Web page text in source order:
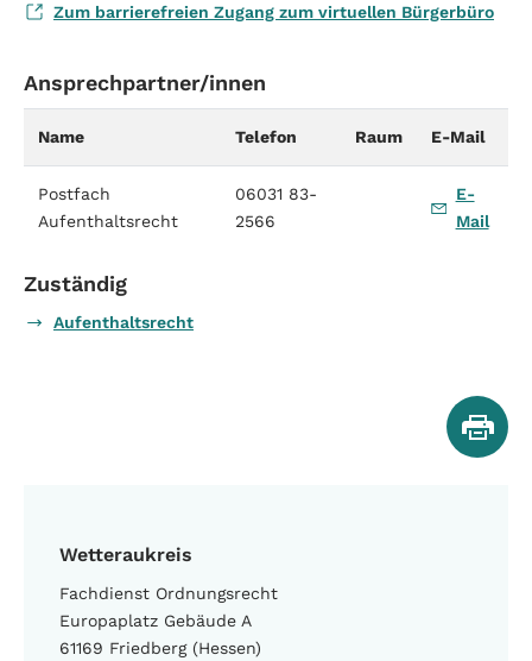
Wetteraukreis
Fachdienst Ordnungsrecht
Europaplatz Gebäude A
61169 Friedberg (Hessen)
Zum barrierefreien Zugang zum virtuellen Bürgerbüro
Ansprechpartner/innen
Name Telefon Raum E-Mail
Postfach
Aufenthaltsrecht
06031 83-
2566
E-
Mail
Zuständig
Aufenthaltsrecht